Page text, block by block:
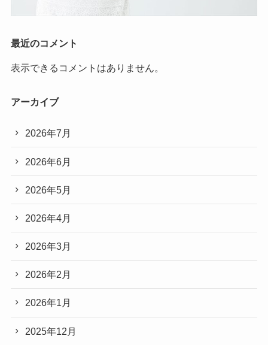
最近のコメント
表示できるコメントはありません。
アーカイブ
2026年7月
2026年6月
2026年5月
2026年4月
2026年3月
2026年2月
2026年1月
2025年12月